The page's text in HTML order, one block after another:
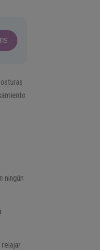
ningún